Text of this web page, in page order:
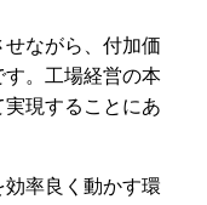
ながら、付加価
。工場経営の本
現することにあ
率良く動かす環